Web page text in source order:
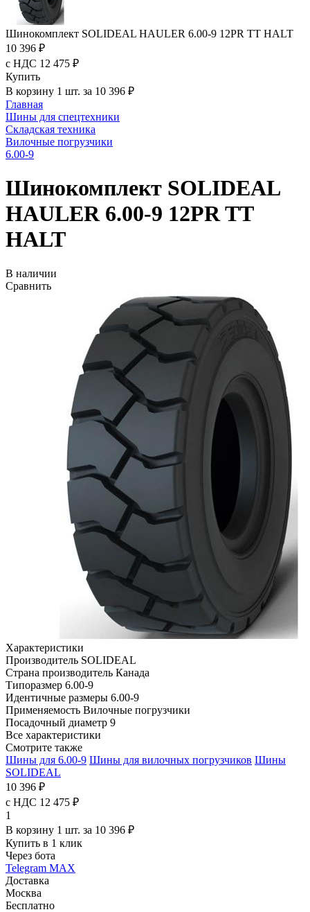
Шинокомплект SOLIDEAL HAULER 6.00-9 12PR TT HALT
10 396 ₽
с НДС 12 475 ₽
Купить
В корзину 1 шт. за 10 396 ₽
Главная
Шины для спецтехники
Складская техника
Вилочные погрузчики
6.00-9
Шинокомплект SOLIDEAL
HAULER 6.00-9 12PR TT
HALT
В наличии
Сравнить
Характеристики
Производитель SOLIDEAL
Страна производитель Канада
Типоразмер 6.00-9
Идентичные размеры 6.00-9
Применяемость Вилочные погрузчики
Посадочный диаметр 9
Все характеристики
Смотрите также
Шины для 6.00-9 Шины для вилочных погрузчиков Шины
SOLIDEAL
10 396 ₽
с НДС 12 475 ₽
1
В корзину 1 шт. за 10 396 ₽
Купить в 1 клик
Через бота
Telegram MAX
Доставка
Москва
Бесплатно